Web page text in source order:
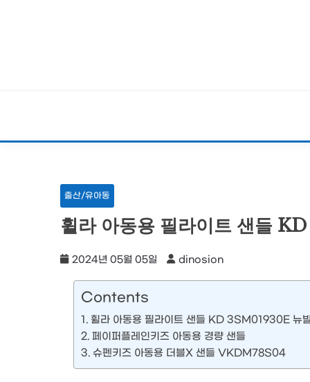
출산/유아동
휠라 아동용 필라이트 샌들
2024년 05월 05일 dinosion
Contents
휠라 아동용 필라이트 샌들 KD 3SM01930E 뉴
페이퍼플레인키즈 아동용 경량 샌들
슈펜키즈 아동용 더블X 샌들 VKDM78S04